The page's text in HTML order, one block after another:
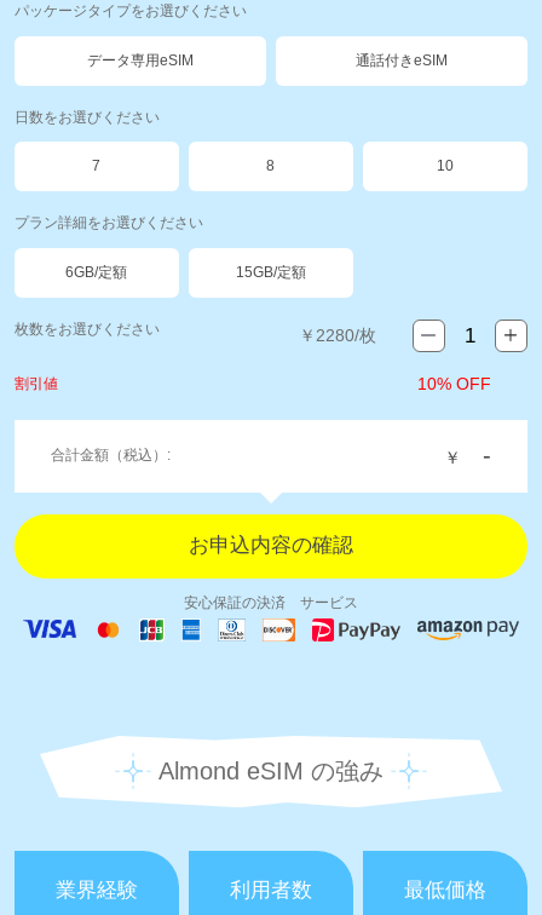
パッケージタイプをお選びください
データ専用eSIM 通話付きeSIM
日数をお選びください
7 8 10
プラン詳細をお選びください
6GB/定額 15GB/定額
枚数をお選びください ￥2280/枚
割引値 10% OFF
合計金額（税込）: ￥ -
安心保証の決済 サービス
Almond eSIM の強み
業界経験 利用者数 最低価格